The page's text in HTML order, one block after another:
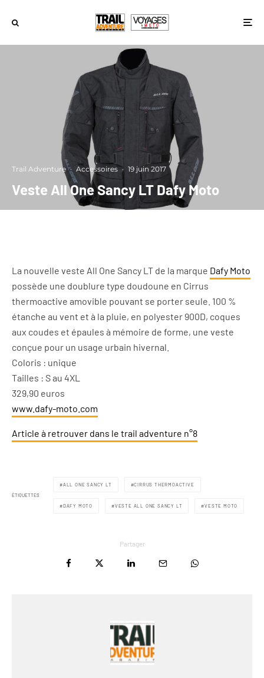
Trail Adventure · Accessoires · 19 juin 2017
Veste All One Sancy LT Dafy Moto
La nouvelle veste All One Sancy LT de la marque Dafy Moto
possède une doublure type doudoune en Cirrus
thermoactive amovible pouvant se porter seule. 100 %
étanche au vent et à la pluie, en polyester 900D, coques
aux coudes et épaules à mémoire de forme, une veste
conçue pour un usage urbain hivernal.
Coloris : unique
Tailles : S au 4XL
329,90 euros
www.dafy-moto.com
Article à retrouver dans le trail adventure n°8
ÉTIQUETTES
ALL ONE SANCY LT CIRRUS THERMOACTIVE
DAFY MOTO VESTE ALL ONE SANCY LT VESTE MOTO
Partager